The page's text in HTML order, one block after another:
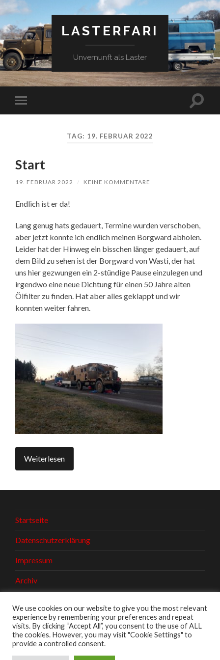
LASTERFARI
Unvernunft als Laster
Mobile-
Menü
TAG: 19. FEBRUAR 2022
Start
19. FEBRUAR 2022 / KEINE KOMMENTARE
Endlich ist er da!
Lang genug hats gedauert, Termine wurden verschoben,
aber jetzt konnte ich endlich meinen Borgward abholen.
Leider hat der Hinweg ein bisschen länger gedauert, auf
dem Bild zu sehen ist der Borgward von Wasti, der hat
uns hier gezwungen ein 2-stündige Pause einzulegen und
irgendwo eine neue Dichtung für einen 50 Jahre alten
Ölfilter zu finden. Hat aber alles geklappt und wir
konnten weiter fahren.
Weiterlesen
Startseite
Datenschutzerklärung
Impressum
Archiv
We use cookies on our website to give you the most relevant
experience by remembering your preferences and repeat
visits. By clicking “Accept All”, you consent to the use of ALL
the cookies. However, you may visit "Cookie Settings" to
provide a controlled consent.